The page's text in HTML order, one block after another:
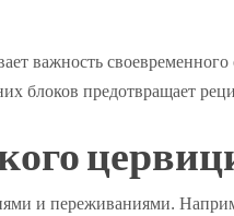
важность
блоков предотвращает
и переживаниями.